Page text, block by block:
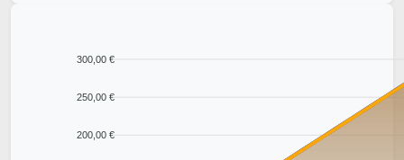
300,00 €
250,00 €
200,00 €